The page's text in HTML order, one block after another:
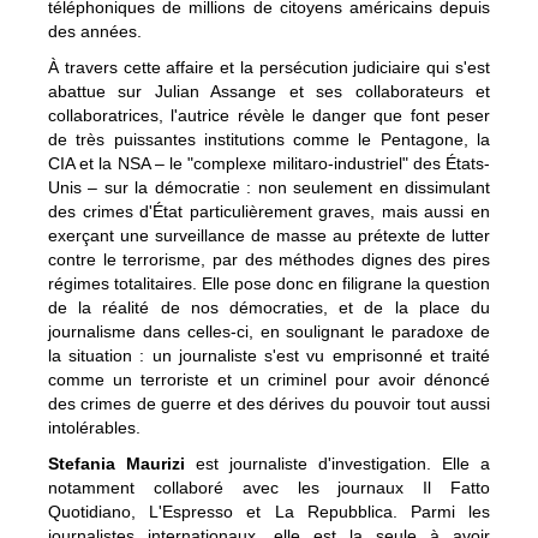
téléphoniques de millions de citoyens américains depuis
des années.
À travers cette affaire et la persécution judiciaire qui s'est
abattue sur Julian Assange et ses collaborateurs et
collaboratrices, l'autrice révèle le danger que font peser
de très puissantes institutions comme le Pentagone, la
CIA et la NSA – le "complexe militaro-industriel" des États-
Unis – sur la démocratie : non seulement en dissimulant
des crimes d'État particulièrement graves, mais aussi en
exerçant une surveillance de masse au prétexte de lutter
contre le terrorisme, par des méthodes dignes des pires
régimes totalitaires. Elle pose donc en filigrane la question
de la réalité de nos démocraties, et de la place du
journalisme dans celles-ci, en soulignant le paradoxe de
la situation : un journaliste s'est vu emprisonné et traité
comme un terroriste et un criminel pour avoir dénoncé
des crimes de guerre et des dérives du pouvoir tout aussi
intolérables.
Stefania Maurizi est journaliste d'investigation. Elle a
notamment collaboré avec les journaux Il Fatto
Quotidiano, L'Espresso et La Repubblica. Parmi les